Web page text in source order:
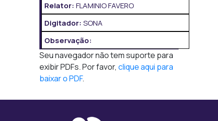
Relator: FLAMINIO FAVERO
Digitador: SONA
Observação:
Seu navegador não tem suporte para
exibir PDFs. Por favor, clique aqui para
baixar o PDF.